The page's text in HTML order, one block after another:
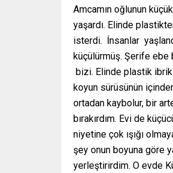
Amcamın oğlunun
yaşardı. Elinde
isterdi. İnsanlar
küçülürmüş. Şerife ebe
bizi. Elinde plastik
koyun sürüsünün
ortadan kaybolur, bir
bırakırdım. Evi de
niyetine çok ışığı
şey onun boyuna göre
yerleştirirdim. O evde